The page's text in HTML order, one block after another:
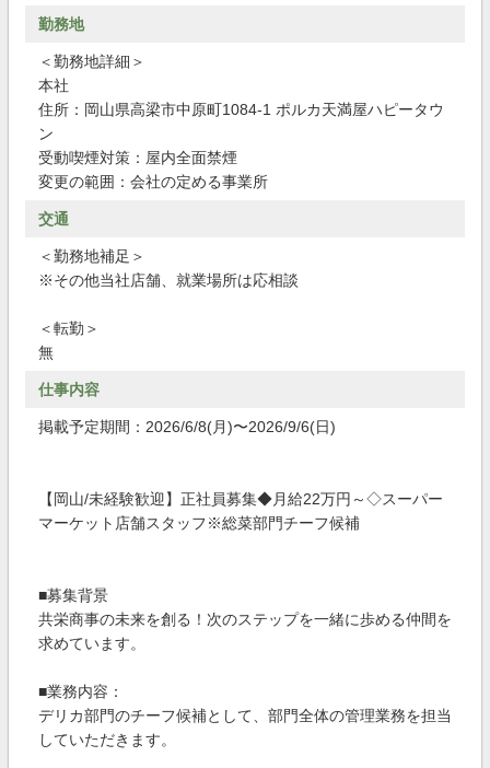
勤務地
＜勤務地詳細＞
本社
住所：岡山県高梁市中原町1084-1 ポルカ天満屋ハピータウ
ン
受動喫煙対策：屋内全面禁煙
変更の範囲：会社の定める事業所
交通
＜勤務地補足＞
※その他当社店舗、就業場所は応相談
＜転勤＞
無
仕事内容
掲載予定期間：2026/6/8(月)〜2026/9/6(日)
【岡山/未経験歓迎】正社員募集◆月給22万円～◇スーパー
マーケット店舗スタッフ※総菜部門チーフ候補
■募集背景
共栄商事の未来を創る！次のステップを一緒に歩める仲間を
求めています。
■業務内容：
デリカ部門のチーフ候補として、部門全体の管理業務を担当
していただきます。